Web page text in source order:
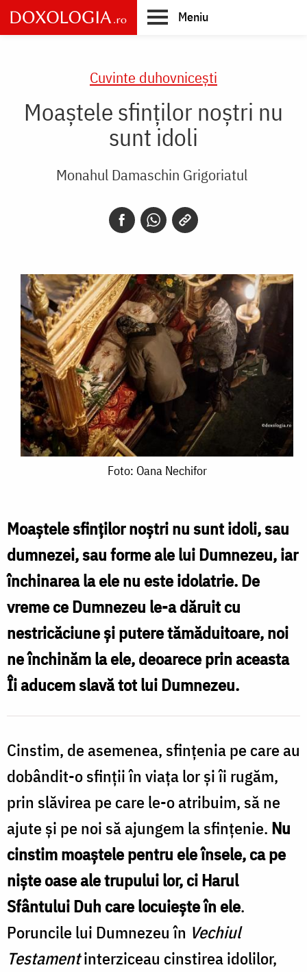
Skip
to
main
Meniu
Cuvinte duhovnicești
Moaștele sfinților noștri nu
sunt idoli
Monahul Damaschin Grigoriatul
Foto: Oana Nechifor
Moaștele sfinților noștri nu sunt idoli, sau
dumnezei, sau forme ale lui Dumnezeu, iar
închinarea la ele nu este idolatrie. De
vreme ce Dumnezeu le-a dăruit cu
nestricăciune și putere tămăduitoare, noi
ne închinăm la ele, deoarece prin aceasta
Îi aducem slavă tot lui Dumnezeu.
Cinstim, de asemenea, sfințenia pe care au
dobândit-o sfinții în viața lor și îi rugăm,
prin slăvirea pe care le-o atribuim, să ne
ajute și pe noi să ajungem la sfințenie. Nu
cinstim moaștele pentru ele însele, ca pe
niște oase ale trupului lor, ci Harul
Sfântului Duh care locuiește în ele.
Poruncile lui Dumnezeu în Vechiul
Testamentinterziceau cinstirea idolilor,